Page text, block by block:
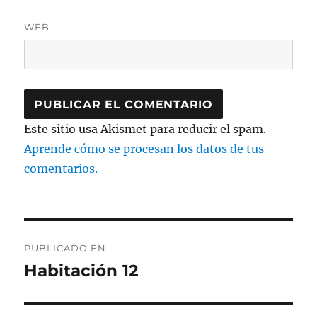
WEB
Este sitio usa Akismet para reducir el spam.
Aprende cómo se procesan los datos de tus
comentarios.
de
PUBLICADO EN
Habitación 12